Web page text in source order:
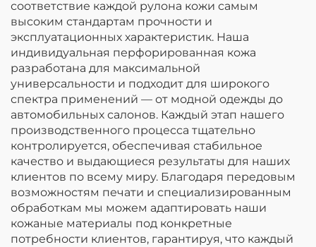
соответствие каждой рулона кожи самым
высоким стандартам прочности и
эксплуатационных характеристик. Наша
индивидуальная перфорированная кожа
разработана для максимальной
универсальности и подходит для широкого
спектра применений — от модной одежды до
автомобильных салонов. Каждый этап нашего
производственного процесса тщательно
контролируется, обеспечивая стабильное
качество и выдающиеся результаты для наших
клиентов по всему миру. Благодаря передовым
возможностям печати и специализированным
обработкам мы можем адаптировать наши
кожаные материалы под конкретные
потребности клиентов, гарантируя, что каждый